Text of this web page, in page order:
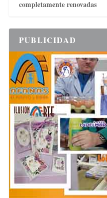
completamente renovadas
PUBLICIDAD